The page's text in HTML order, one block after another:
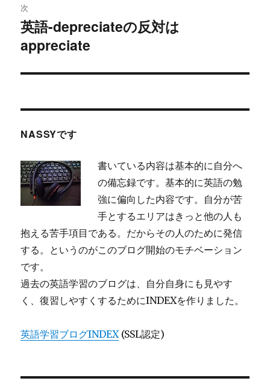
ゲ
ー
シ
ン
投
稿:
次
次
の
稿:
英語-depreciateの反対は
appreciate
NASSYです
書いている内容は基本的に自分へ
の備忘録です。基本的に英語の勉
強に偏向した内容です。自分が苦
手とするエリアはきっと他の人も
抱える苦手項目である。だからその人のために発信
する。というのがこのブログ開始のモチベーション
です。
過去の英語学習のブログは、自分自身にも見やす
く、復習しやすくするためにINDEXを作りました。
英語学習ブログINDEX(SSL認定)